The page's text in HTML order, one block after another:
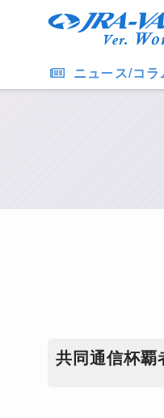
ニュース/コラ
共同通信杯